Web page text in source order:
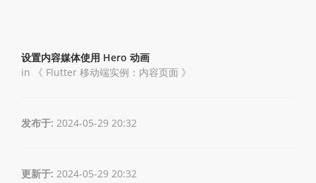
设置内容媒体使用 Hero 动画
in 《 Flutter 移动端实例：内容页面 》
发布于: 2024-05-29 20:32
更新于: 2024-05-29 20:32